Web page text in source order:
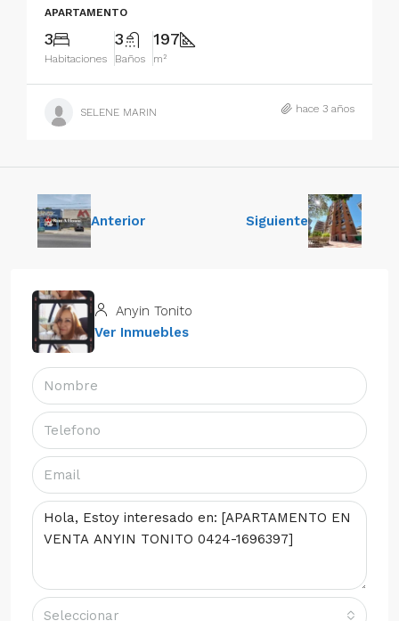
APARTAMENTO
3
Habitaciones
3
Baños
197
m²
SELENE MARIN hace 3 años
Anterior Siguiente
Anyin Tonito
Ver Inmuebles
Seleccionar